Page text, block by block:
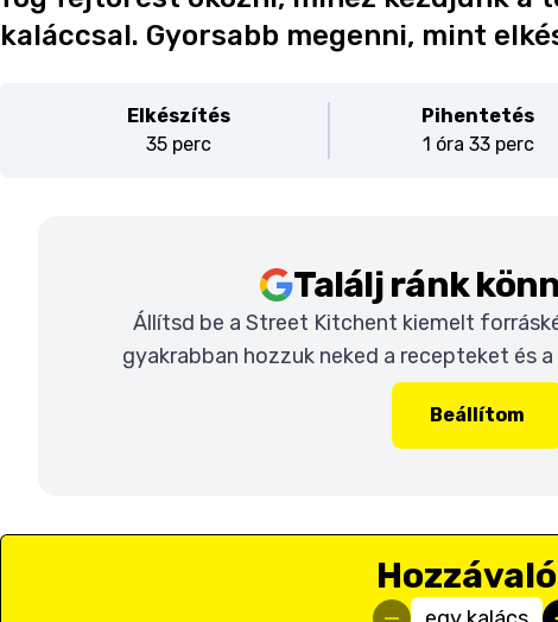
kaláccsal. Gyorsabb megenni, mint
Elkészítés
35 perc
Pihentetés
1 óra 33 perc
Találj ránk
Állítsd be a Street Kitchent kiemelt
gyakrabban hozzuk neked a recepteket és
Beállítom